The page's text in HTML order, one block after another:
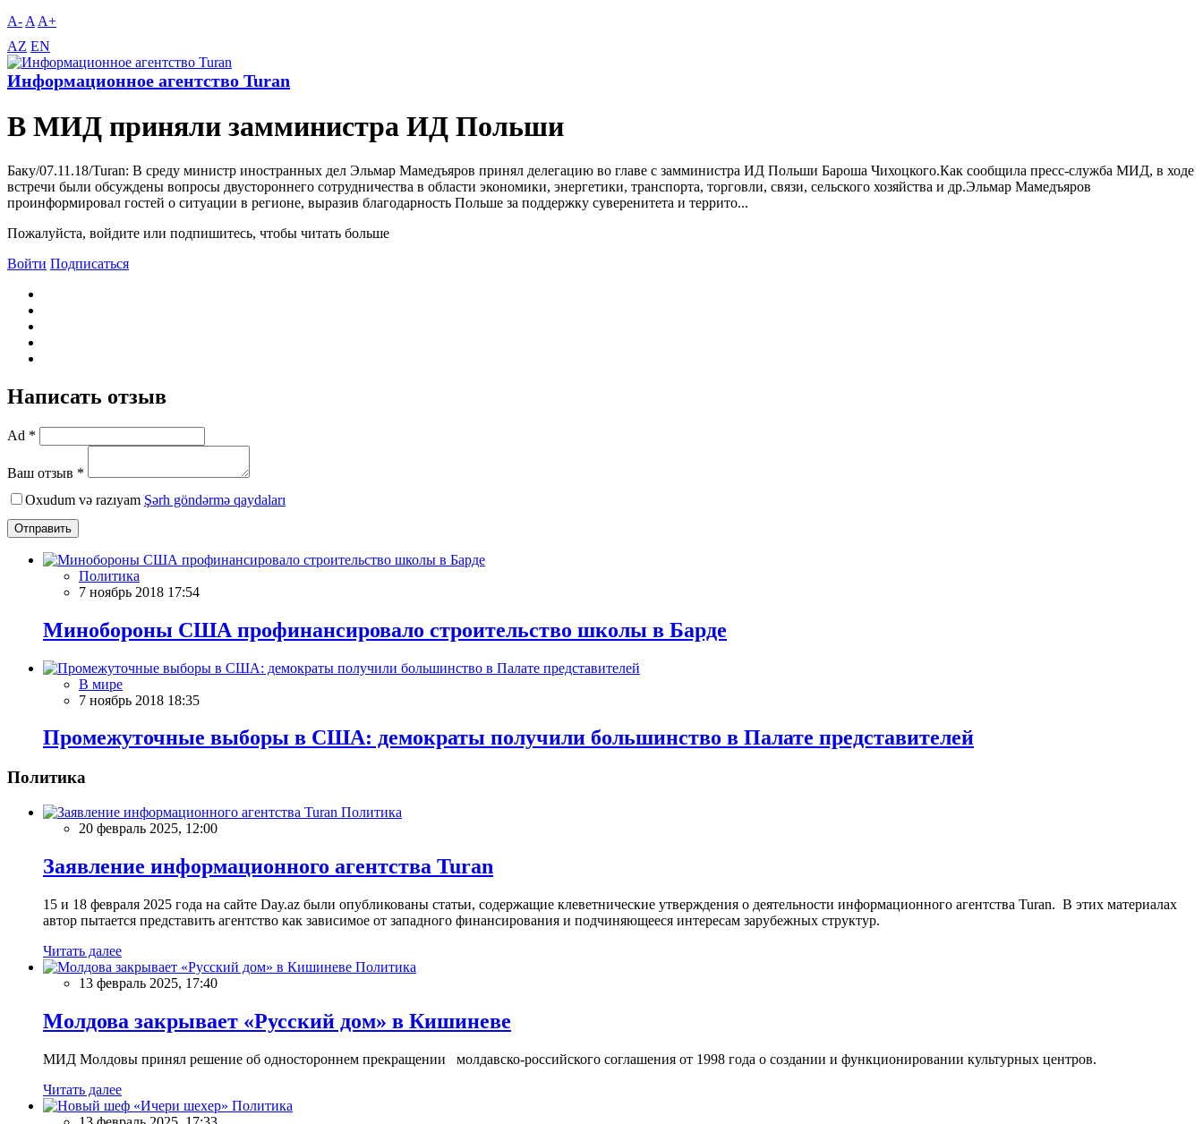
A- A A+
AZ EN
Информационное агентство Turan
В МИД приняли замминистра ИД Польши
Баку/07.11.18/Turan: B среду министр иностранных дел Эльмар Мамедъяров принял делегацию во главе с замминистра ИД Польши Бароша Чихоцкого.Как сообщила пресс-служба МИД, в ходе
встречи были обсуждены вопросы двустороннего сотрудничества в области экономики, энергетики, транспорта, торговли, связи, сельского хозяйства и др.Эльмар Мамедъяров
проинформировал гостей о ситуации в регионе, выразив благодарность Польше за поддержку суверенитета и террито...
Пожалуйста, войдите или подпишитесь, чтобы читать больше
Войти Подписаться
Написать отзыв
Ad *
Ваш отзыв *
Oxudum və razıyam Şərh göndərmə qaydaları
Отправить
Политика
7 ноябрь 2018 17:54
Минобороны США профинансировало строительство школы в Барде
В мире
7 ноябрь 2018 18:35
Промежуточные выборы в США: демократы получили большинство в Палате представителей
Политика
Политика
20 февраль 2025, 12:00
Заявление информационного агентства Turan
15 и 18 февраля 2025 года на сайте Day.az были опубликованы статьи, содержащие клеветнические утверждения о деятельности информационного агентства Turan. В этих материалах
автор пытается представить агентство как зависимое от западного финансирования и подчиняющееся интересам зарубежных структур.
Читать далее
Политика
13 февраль 2025, 17:40
Молдова закрывает «Русский дом» в Кишиневе
МИД Молдовы принял решение об одностороннем прекращении молдавско-российского соглашения от 1998 года о создании и функционировании культурных центров.
Читать далее
Политика